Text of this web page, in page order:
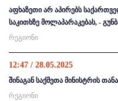
აფხაზეთი არ აპირებს
საკითხზე მოლაპარაკებას, -
რეგიონი
12:47 / 28.05.2025
შინაგან საქმეთა მინისტრის
რეგიონი